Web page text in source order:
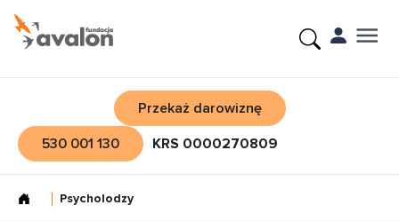
Przekaż darowiznę
530 001 130
KRS 0000270809
Psycholodzy